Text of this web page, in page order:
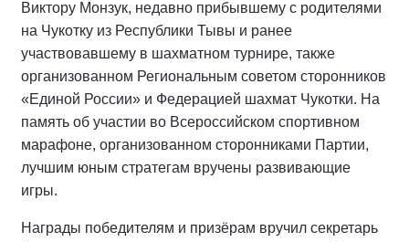
Виктору Монзук, недавно прибывшему с родителями
на Чукотку из Республики Тывы и ранее
участвовавшему в шахматном турнире, также
организованном Региональным советом сторонников
«Единой России» и Федерацией шахмат Чукотки. На
память об участии во Всероссийском спортивном
марафоне, организованном сторонниками Партии,
лучшим юным стратегам вручены развивающие
игры.
Награды победителям и призёрам вручил секретарь